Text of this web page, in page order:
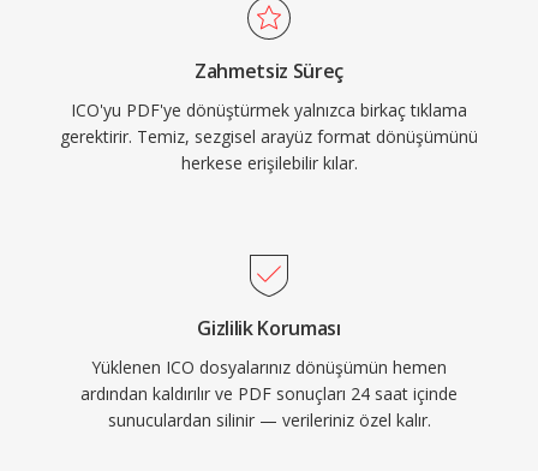
Zahmetsiz Süreç
ICO'yu PDF'ye dönüştürmek yalnızca birkaç tıklama
gerektirir. Temiz, sezgisel arayüz format dönüşümünü
herkese erişilebilir kılar.
Gizlilik Koruması
Yüklenen ICO dosyalarınız dönüşümün hemen
ardından kaldırılır ve PDF sonuçları 24 saat içinde
sunuculardan silinir — verileriniz özel kalır.